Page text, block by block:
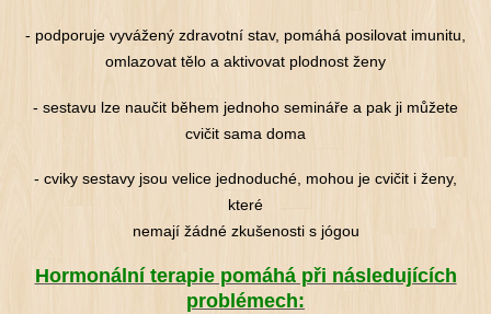
- podporuje vyvážený zdravotní stav, pomáhá posilovat imunitu,
omlazovat tělo a aktivovat plodnost ženy
- sestavu lze naučit během jednoho semináře a pak ji můžete
cvičit sama doma
- cviky sestavy jsou velice jednoduché, mohou je cvičit i ženy,
které
nemají žádné zkušenosti s jógou
Hormonální terapie pomáhá při následujících
problémech: